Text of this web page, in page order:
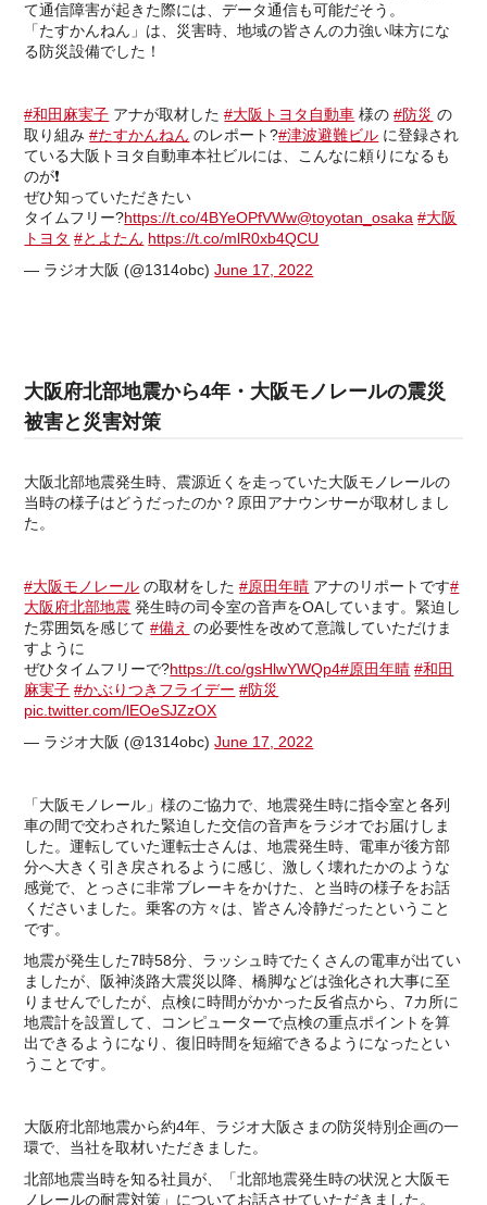
て通信障害が起きた際には、データ通信も可能だそう。
「たすかんねん」は、災害時、地域の皆さんの力強い味方にな
る防災設備でした！
#和田麻実子 アナが取材した#大阪トヨタ自動車 様の#防災 の
取り組み#たすかんねん のレポート?️#津波避難ビル に登録され
ている大阪トヨタ自動車本社ビルには、こんなに頼りになるも
のが❗️
ぜひ知っていただきたい
タイムフリー?https://t.co/4BYeOPfVWw@toyotan_osaka #大阪
トヨタ #とよたん https://t.co/mlR0xb4QCU
— ラジオ大阪 (@1314obc)June 17, 2022
大阪府北部地震から4年・大阪モノレールの震災
被害と災害対策
大阪北部地震発生時、震源近くを走っていた大阪モノレールの
当時の様子はどうだったのか？原田アナウンサーが取材しまし
た。
#大阪モノレール の取材をした#原田年晴 アナのリポートです#
大阪府北部地震 発生時の司令室の音声をOAしています。緊迫し
た雰囲気を感じて#備え の必要性を改めて意識していただけま
すように
ぜひタイムフリーで?https://t.co/gsHlwYWQp4#原田年晴 #和田
麻実子 #かぶりつきフライデー #防災
pic.twitter.com/lEOeSJZzOX
— ラジオ大阪 (@1314obc)June 17, 2022
「大阪モノレール」様のご協力で、地震発生時に指令室と各列
車の間で交わされた緊迫した交信の音声をラジオでお届けしま
した。運転していた運転士さんは、地震発生時、電車が後方部
分へ大きく引き戻されるように感じ、激しく壊れたかのような
感覚で、とっさに非常ブレーキをかけた、と当時の様子をお話
くださいました。乗客の方々は、皆さん冷静だったということ
です。
地震が発生した7時58分、ラッシュ時でたくさんの電車が出てい
ましたが、阪神淡路大震災以降、橋脚などは強化され大事に至
りませんでしたが、点検に時間がかかった反省点から、7カ所に
地震計を設置して、コンピューターで点検の重点ポイントを算
出できるようになり、復旧時間を短縮できるようになったとい
うことです。
大阪府北部地震から約4年、ラジオ大阪さまの防災特別企画の一
環で、当社を取材いただきました。
北部地震当時を知る社員が、「北部地震発生時の状況と大阪モ
ノレールの耐震対策」についてお話させていただきました。